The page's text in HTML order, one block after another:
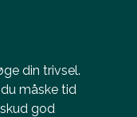
din trivsel.
måske tid
god